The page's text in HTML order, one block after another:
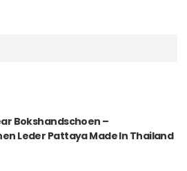
Bokshandschoen –
Leder Pattaya Made In Thailand